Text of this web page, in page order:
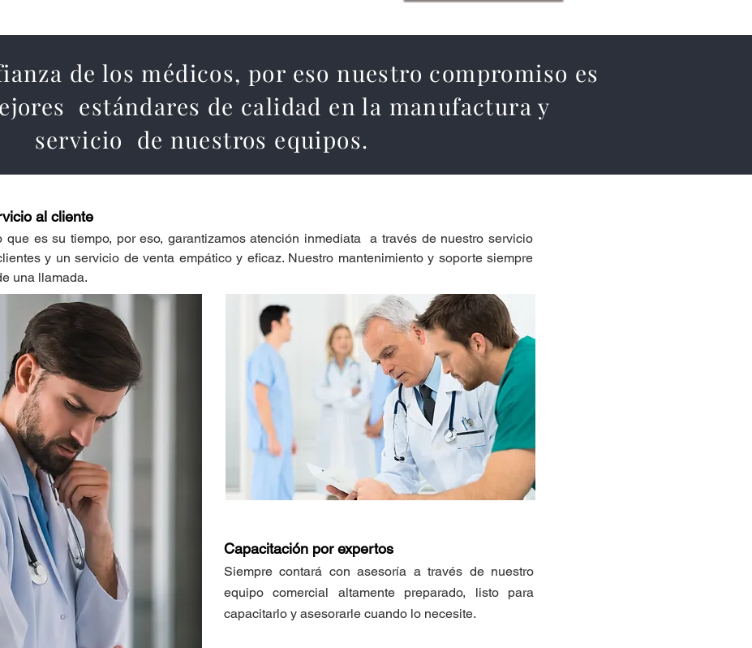
de los médicos, por eso nuestro compromiso es
estándares de calidad en la manufactura y
servicio de nuestros equipos.
al cliente
que es su tiempo, por eso, garantizamos atención inmediata a través de nuestro servicio
y un servicio de venta empático y eficaz. Nuestro mantenimiento y soporte siempre
una llamada.
Capacitación por expertos
Siempre contará con asesoría a través de nuestro
equipo comercial altamente preparado, listo para
capacitarlo y asesorarle cuando lo necesite.